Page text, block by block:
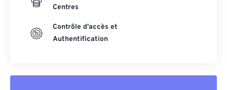
Centres
Contrôle d'accès et
Authentification